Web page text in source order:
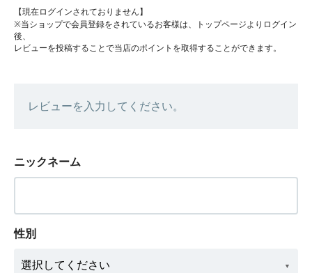
【現在ログインされておりません】
※当ショップで会員登録をされているお客様は、トップページよりログイン
後、
レビューを投稿することで当店のポイントを取得することができます。
レビューを入力してください。
ニックネーム
性別